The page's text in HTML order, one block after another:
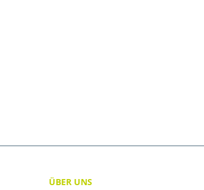
ÜBER UNS